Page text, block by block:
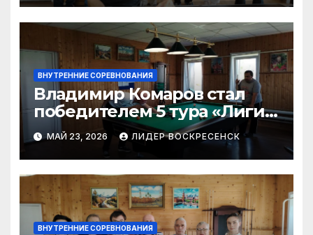
ВНУТРЕННИЕ СОРЕВНОВАНИЯ
Владимир Комаров стал
победителем 5 тура «Лиги
бильярда-2026»
МАЙ 23, 2026 ЛИДЕР ВОСКРЕСЕНСК
ВНУТРЕННИЕ СОРЕВНОВАНИЯ